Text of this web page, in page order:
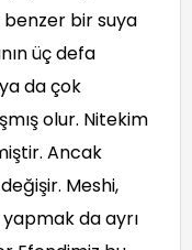
benzer bir suya
üç defa
da çok
olur. Nitekim
Ancak
Meshi,
da ayrı